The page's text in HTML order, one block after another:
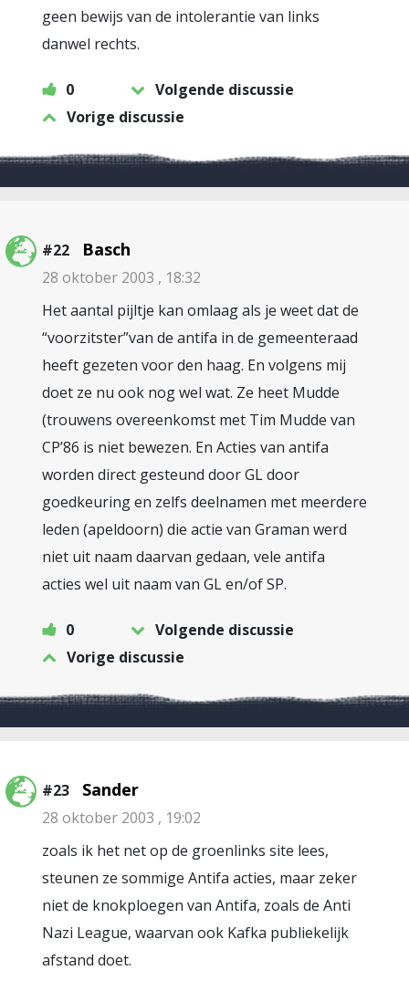
geen bewijs van de intolerantie van links
danwel rechts.
0
Volgende discussie
Vorige discussie
#22 Basch
28 oktober 2003 , 18:32
Het aantal pijltje kan omlaag als je weet dat de
“voorzitster”van de antifa in de gemeenteraad
heeft gezeten voor den haag. En volgens mij
doet ze nu ook nog wel wat. Ze heet Mudde
(trouwens overeenkomst met Tim Mudde van
CP’86 is niet bewezen. En Acties van antifa
worden direct gesteund door GL door
goedkeuring en zelfs deelnamen met meerdere
leden (apeldoorn) die actie van Graman werd
niet uit naam daarvan gedaan, vele antifa
acties wel uit naam van GL en/of SP.
0
Volgende discussie
Vorige discussie
#23 Sander
28 oktober 2003 , 19:02
zoals ik het net op de groenlinks site lees,
steunen ze sommige Antifa acties, maar zeker
niet de knokploegen van Antifa, zoals de Anti
Nazi League, waarvan ook Kafka publiekelijk
afstand doet.